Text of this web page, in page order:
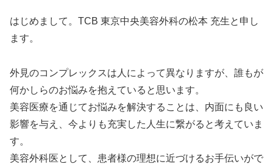
はじめまして。TCB 東京中央美容外科の松本 充生と申し
ます。
外見のコンプレックスは人によって異なりますが、誰もが
何かしらのお悩みを抱えていると思います。
美容医療を通じてお悩みを解決することは、内面にも良い
影響を与え、今よりも充実した人生に繋がると考えていま
す。
美容外科医として、患者様の理想に近づけるお手伝いがで